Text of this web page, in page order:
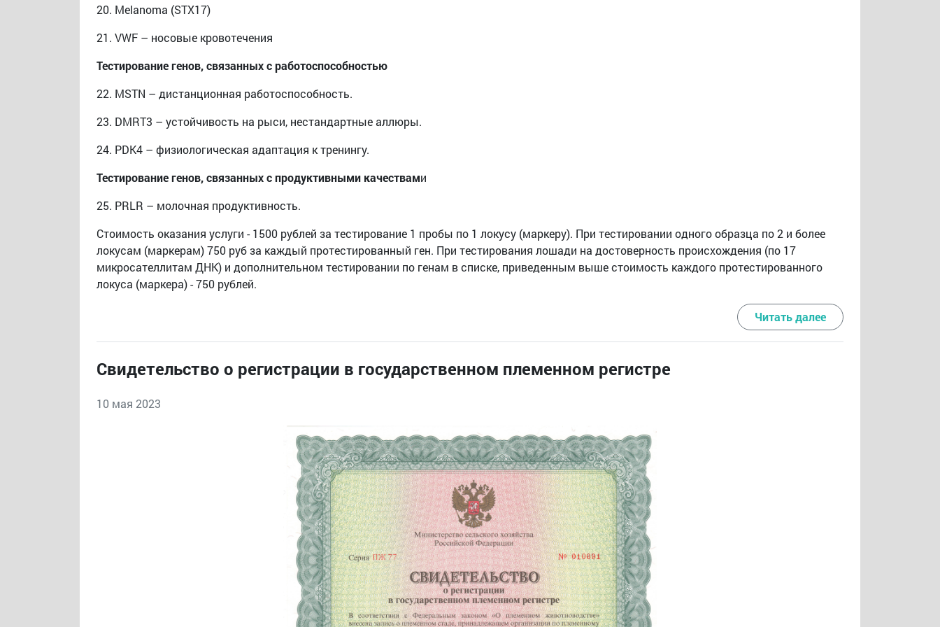
20. Melanoma (STX17)
21. VWF – носовые кровотечения
Тестирование генов, связанных с работоспособностью
22. MSTN – дистанционная работоспособность.
23. DMRT3 – устойчивость на рыси, нестандартные аллюры.
24. PDK4 – физиологическая адаптация к тренингу.
Тестирование генов, связанных с продуктивными качествами
25. PRLR – молочная продуктивность.
Cтоимость оказания услуги - 1500 рублей за тестирование 1 пробы по 1 локусу (маркеру). При тестировании одного образца по 2 и более
локусам (маркерам) 750 руб за каждый протестированный ген. При тестирования лошади на достоверность происхождения (по 17
микросателлитам ДНК) и дополнительном тестировании по генам в списке, приведенным выше стоимость каждого протестированного
локуса (маркера) - 750 рублей.
Читать далее
Свидетельство о регистрации в государственном племенном регистре
10 мая 2023